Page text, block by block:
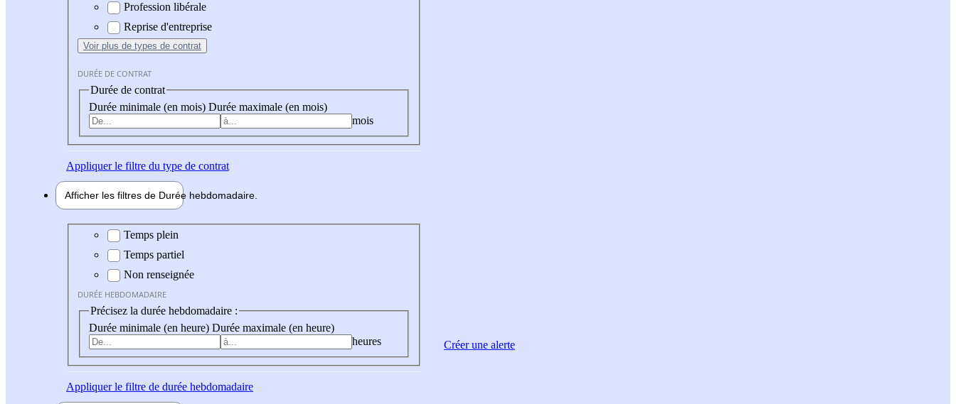
Profession libérale
Reprise d'entreprise
Voir plus de types de contrat
DURÉE DE CONTRAT
Durée de contrat
Durée minimale (en mois) Durée maximale (en mois)
mois
Appliquerle filtre du type de contrat
Afficher les filtres de Durée hebdomadaire
Durée hebdomadaire
Temps plein
Temps partiel
Non renseignée
DURÉE HEBDOMADAIRE
Précisez la durée hebdomadaire :
Durée minimale (en heure) Durée maximale (en heure)
heures
Appliquerle filtre de durée hebdomadaire
Créer une alerte